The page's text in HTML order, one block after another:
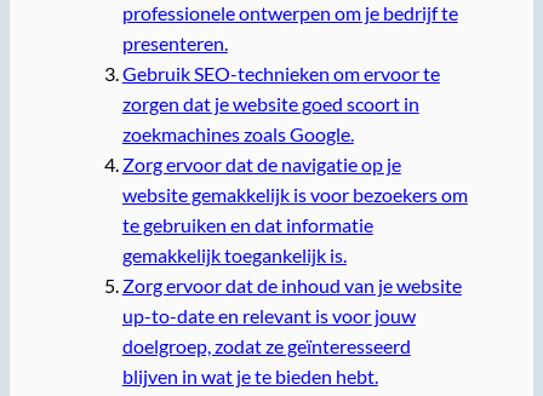
professionele ontwerpen om je bedrijf te
presenteren.
Gebruik SEO-technieken om ervoor te
zorgen dat je website goed scoort in
zoekmachines zoals Google.
Zorg ervoor dat de navigatie op je
website gemakkelijk is voor bezoekers om
te gebruiken en dat informatie
gemakkelijk toegankelijk is.
Zorg ervoor dat de inhoud van je website
up-to-date en relevant is voor jouw
doelgroep, zodat ze geïnteresseerd
blijven in wat je te bieden hebt.